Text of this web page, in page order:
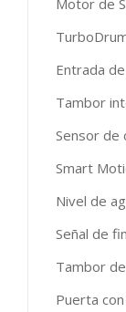
Motor de
Entrada
Tambor
Sensor de
Smart
Nivel de
Señal de
Tambor
Puerta